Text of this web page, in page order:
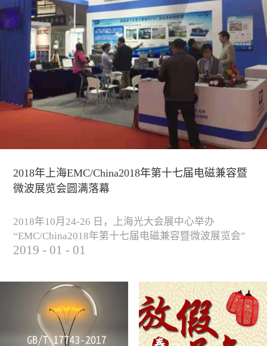
2018年上海EMC/China2018年第十七届电磁兼容暨
微波展览会圆满落幕
2018年10月24-26 日，上海光大会展中心举办
“EMC/China2018年第十七届电磁兼容暨微波展览会”
圆满落幕。我公司与来自军工、汽车、科研院校、通
状与未来，并展出测试、整改等行业尖端设备，吸引
业内外人士参观驻足。展会期间我公司举办了《电磁
兼容测试和设计技术》技术讲座，本次讲座同时特邀
德国Langer公司资深工程师Lars Glaesser...
2019 - 01 - 01